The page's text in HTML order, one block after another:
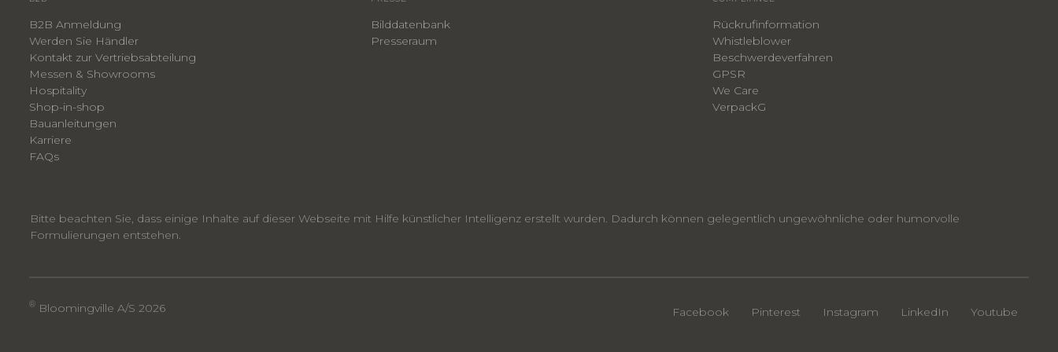
B2B Anmeldung
Werden Sie Händler
Kontakt zur Vertriebsabteilung
Messen & Showrooms
Hospitality
Shop-in-shop
Bauanleitungen
​Karriere
FAQs
Bilddatenbank
Presseraum
Rückrufinformation
Whistleblower
​Beschwerdeverfahren
GPSR
We Care
VerpackG
Bitte beachten Sie, dass einige Inhalte auf dieser Webseite mit Hilfe künstlicher Intelligenz erstellt wurden. Dadurch können gelegentlich ungewöhnliche oder humorvolle
Formulierungen entstehen.
® Bloomingville A/S 2026 Facebook Pinterest Instagram LinkedIn Youtube